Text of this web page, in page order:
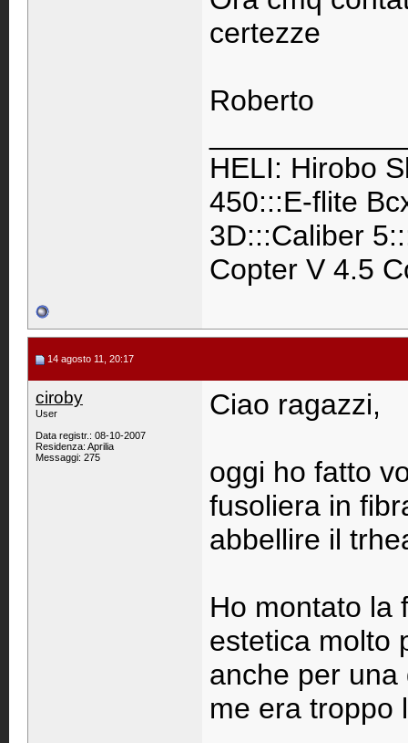
certezze
Roberto
HELI: Hirobo
450:::E-flite
3D:::Caliber
Copter V 4.5
14 agosto 11, 20:17
ciroby
User
Data registr.: 08-10-2007
Residenza: Aprilia
Messaggi: 275
Ciao ragazzi,
oggi ho fatto
fusoliera in
abbellire il
Ho montato la
estetica molto
anche per
me era troppo